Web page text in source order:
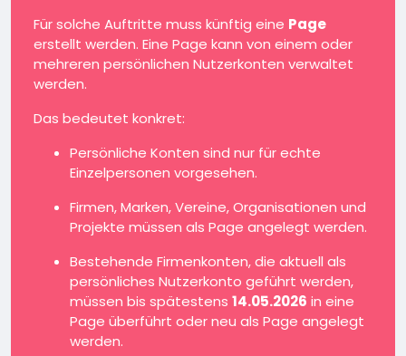
Für solche Auftritte muss künftig eine Page
erstellt werden. Eine Page kann von einem oder
mehreren persönlichen Nutzerkonten verwaltet
werden.
Das bedeutet konkret:
Persönliche Konten sind nur für echte
Einzelpersonen vorgesehen.
Firmen, Marken, Vereine, Organisationen und
Projekte müssen als Page angelegt werden.
Bestehende Firmenkonten, die aktuell als
persönliches Nutzerkonto geführt werden,
müssen bis spätestens 14.05.2026 in eine
Page überführt oder neu als Page angelegt
werden.